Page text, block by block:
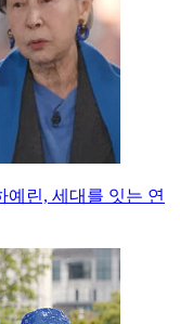
예린, 세대를 잇는 연